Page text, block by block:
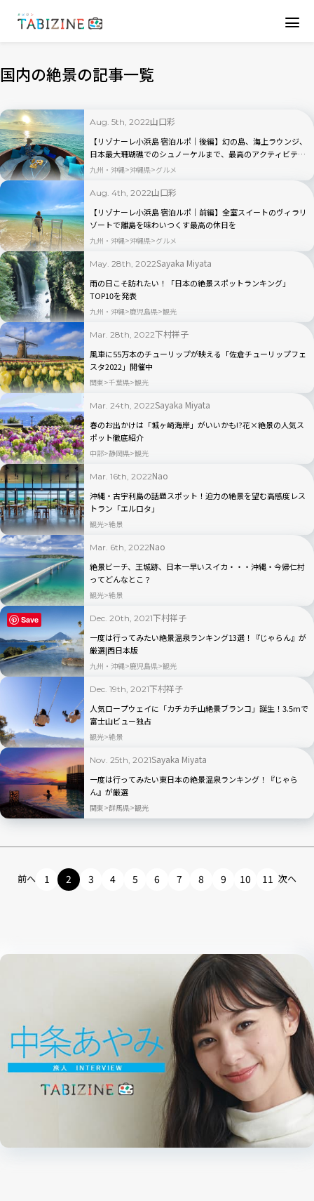
国内の絶景の記事一覧
Aug. 5th, 2022山口彩
【リゾナーレ小浜島 宿泊ルポ｜後編】幻の島、海上ラウンジ、
日本最大珊瑚礁でのシュノーケルまで、最高のアクティビティ
を体験！
九州・沖縄 沖縄県 グルメ
Aug. 4th, 2022山口彩
【リゾナーレ小浜島 宿泊ルポ｜前編】全室スイートのヴィラリ
ゾートで離島を味わいつくす最高の休日を
九州・沖縄 沖縄県 グルメ
May. 28th, 2022Sayaka Miyata
雨の日こそ訪れたい！「日本の絶景スポットランキング」
TOP10を発表
九州・沖縄 鹿児島県 観光
Mar. 28th, 2022下村祥子
風車に55万本のチューリップが映える「佐倉チューリップフェ
スタ2022」開催中
関東 千葉県 観光
Mar. 24th, 2022Sayaka Miyata
春のお出かけは「城ヶ崎海岸」がいいかも!?花×絶景の人気ス
ポット徹底紹介
中部 静岡県 観光
Mar. 16th, 2022Nao
沖縄・古宇利島の話題スポット！迫力の絶景を望む高感度レス
トラン「エルロタ」
観光 絶景
Mar. 6th, 2022Nao
絶景ビーチ、王城跡、日本一早いスイカ・・・沖縄・今帰仁村
ってどんなとこ？
観光 絶景
Dec. 20th, 2021下村祥子
一度は行ってみたい絶景温泉ランキング13選！『じゃらん』が
厳選|西日本版
九州・沖縄 鹿児島県 観光
Dec. 19th, 2021下村祥子
人気ロープウェイに「カチカチ山絶景ブランコ」誕生！3.5mで
富士山ビュー独占
観光 絶景
Nov. 25th, 2021Sayaka Miyata
一度は行ってみたい東日本の絶景温泉ランキング！『じゃら
ん』が厳選
関東 群馬県 観光
前へ 1 2 3 4 5 6 7 8 9 10 11 次へ
Save